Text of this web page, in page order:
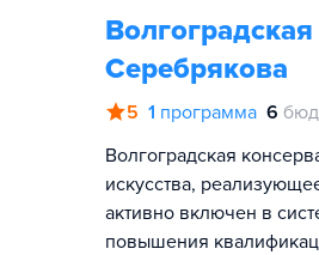
Серебрякова
5 1 программа 6
Волгоградская
искусства,
активно включен в
повышения